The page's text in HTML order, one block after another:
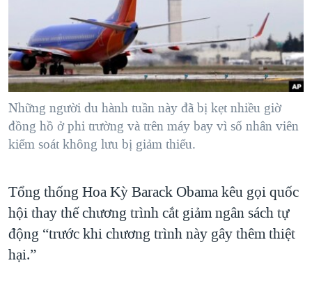
NGƯỜI VIỆT HẢI NGOẠI
ĐỜI SỐNG
KINH TẾ
KHOA HỌC
SỨC KHOẺ
VĂN HOÁ
GIÁO DỤC
HÀNH TRÌNH BẦU CỬ 2024
MỘT NĂM CHIẾN TRANH TẠI DẢI GAZA
GIẢI MÃ VÀNH ĐAI & CON ĐƯỜNG
NGÀY TỊ NẠN THẾ GIỚI
TRỊNH VĨNH BÌNH - NGƯỜI HẠ 'BÊN THẮNG CUỘC'
GROUND ZERO – XƯA VÀ NAY
CÁC GIÁ TRỊ CỘNG HÒA Ở VIỆT NAM
THƯỢNG ĐỈNH TRUMP-KIM TẠI VIỆT NAM
TRỊNH VĨNH BÌNH VS. CHÍNH PHỦ VIỆT NAM
NGHE
MẠNG XÃ HỘI
Ngôn ngữ khác
Những người du hành tuần này đã bị kẹt nhiều giờ
đồng hồ ở phi trường và trên máy bay vì số nhân viên
kiểm soát không lưu bị giảm thiểu.
Tổng thống Hoa Kỳ Barack Obama kêu gọi quốc
hội thay thế chương trình cắt giảm ngân sách tự
động “trước khi chương trình này gây thêm thiệt
hại.”